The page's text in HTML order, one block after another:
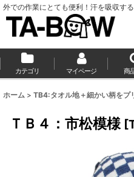
外での作業にとても便利！汗を吸収す
カテゴリ マイページ 商
ホーム > TB4:タオル地＋細かい柄をプ
ＴＢ４：市松模様 [